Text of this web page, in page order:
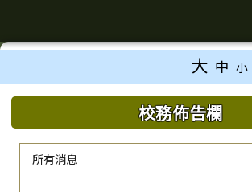
大 中 小
上中區域內容 校務佈告欄
所有消息
頁尾區域